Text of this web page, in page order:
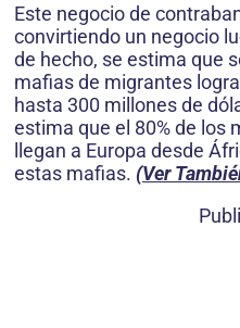
Este negocio de
convirtiendo un negocio
de hecho, se estima que
mafias de migrantes
hasta 300 millones de
estima que el 80% de los
llegan a Europa desde
estas mafias. (Ver